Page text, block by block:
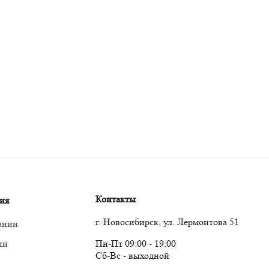
Контакты
г. Новосибирск, ул. Лермонтова 51
Пн-Пт 09:00 - 19:00
Сб-Вс - выходной